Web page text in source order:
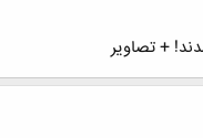
+ تصاویر